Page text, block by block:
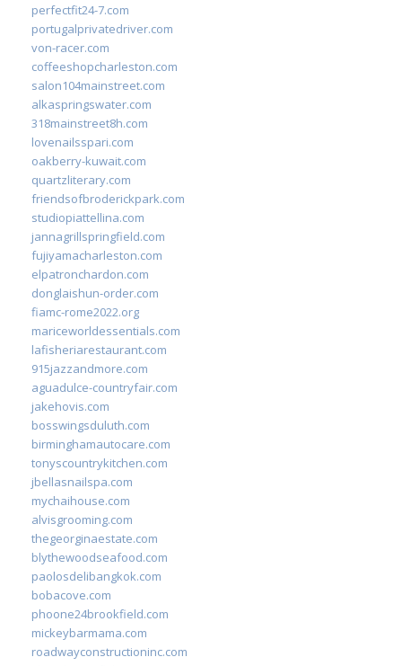
perfectfit24-7.com
portugalprivatedriver.com
von-racer.com
coffeeshopcharleston.com
salon104mainstreet.com
alkaspringswater.com
318mainstreet8h.com
lovenailsspari.com
oakberry-kuwait.com
quartzliterary.com
friendsofbroderickpark.com
studiopiattellina.com
jannagrillspringfield.com
fujiyamacharleston.com
elpatronchardon.com
donglaishun-order.com
fiamc-rome2022.org
mariceworldessentials.com
lafisheriarestaurant.com
915jazzandmore.com
aguadulce-countryfair.com
jakehovis.com
bosswingsduluth.com
birminghamautocare.com
tonyscountrykitchen.com
jbellasnailspa.com
mychaihouse.com
alvisgrooming.com
thegeorginaestate.com
blythewoodseafood.com
paolosdelibangkok.com
bobacove.com
phoone24brookfield.com
mickeybarmama.com
roadwayconstructioninc.com